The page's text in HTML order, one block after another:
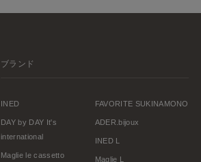
ブランド
INED
DAY by DAY It's
international
Maglie le cassetto
FAVORITE SUKINAMONO
ADER.bijoux
INED L
Maglie L